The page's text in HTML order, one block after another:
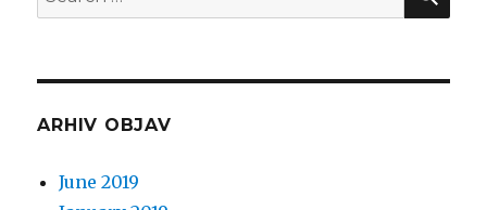
for:
ARHIV OBJAV
June 2019